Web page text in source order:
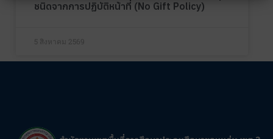
ชนิดจากการปฏิบัติหน้าที่ (No Gift Policy)
5 สิงหาคม 2569